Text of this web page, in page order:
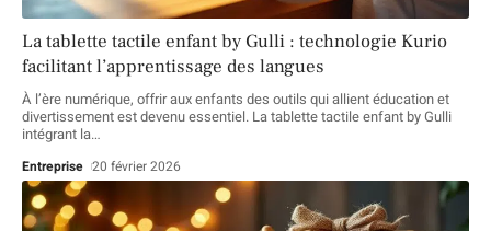
La tablette tactile enfant by Gulli : technologie Kurio
facilitant l’apprentissage des langues
À l’ère numérique, offrir aux enfants des outils qui allient éducation et
divertissement est devenu essentiel. La tablette tactile enfant by Gulli
intégrant la…
Entreprise 20 février 2026